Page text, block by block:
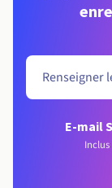
E-mail